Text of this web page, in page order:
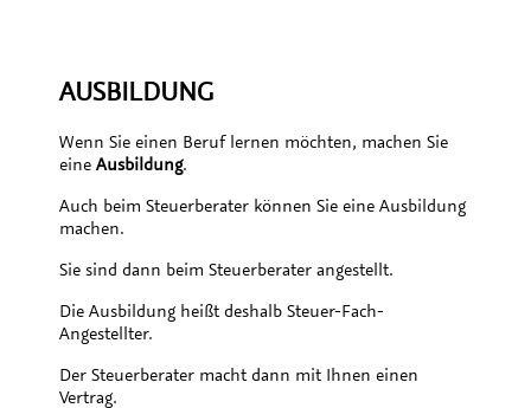
AUSBILDUNG
Wenn Sie einen Beruf lernen möchten, machen Sie
eine Ausbildung.
Auch beim Steuerberater können Sie eine Ausbildung
machen.
Sie sind dann beim Steuerberater angestellt.
Die Ausbildung heißt deshalb Steuer-Fach-
Angestellter.
Der Steuerberater macht dann mit Ihnen einen
Vertrag.